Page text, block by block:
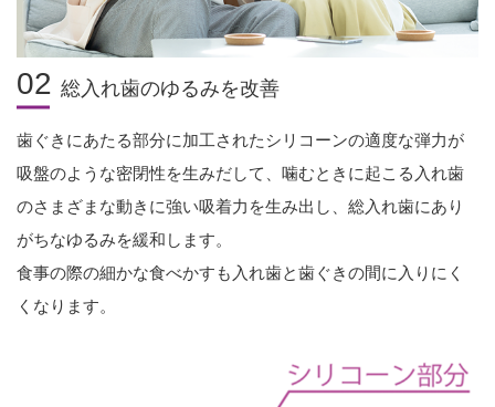
02 総入れ歯のゆるみを改善
歯ぐきにあたる部分に加工されたシリコーンの適度な弾力が
吸盤のような密閉性を生みだして、噛むときに起こる入れ歯
のさまざまな動きに強い吸着力を生み出し、総入れ歯にあり
がちなゆるみを緩和します。
食事の際の細かな食べかすも入れ歯と歯ぐきの間に入りにく
くなります。